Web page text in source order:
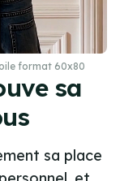
sa
sa place
format 60x80